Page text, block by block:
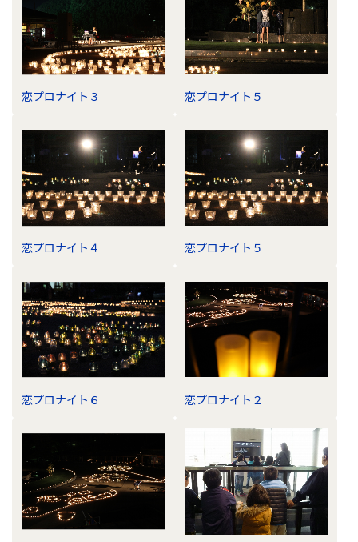
恋プロナイト３ 恋プロナイト５
恋プロナイト４ 恋プロナイト５
恋プロナイト６ 恋プロナイト２